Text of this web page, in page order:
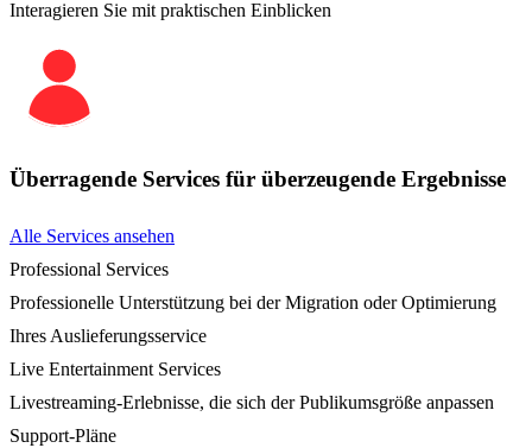
Interagieren Sie mit praktischen Einblicken
Überragende Services für überzeugende Ergebnisse
Alle Services ansehen
Professional Services
Professionelle Unterstützung bei der Migration oder Optimierung
Ihres Auslieferungsservice
Live Entertainment Services
Livestreaming-Erlebnisse, die sich der Publikumsgröße anpassen
Support-Pläne